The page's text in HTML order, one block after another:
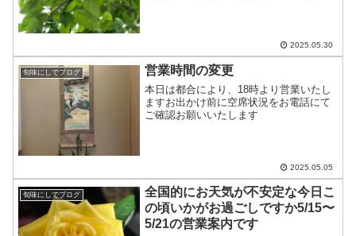
2025.05.30
旬味にしでブログ 営業時間の変更
本日は都合により、18時より営業いたし
ますお出かけ前に空席状況をお電話にて
ご確認お願いいたします
2025.05.05
旬味にしでブログ
全国的にお天気が不安定な今日こ
の頃いかがお過ごしですか5/15〜
5/21の営業案内です